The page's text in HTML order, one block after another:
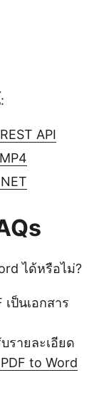
API
ได้หรือไม่?
ป็นเอกสาร
รายละเอียด
to Word